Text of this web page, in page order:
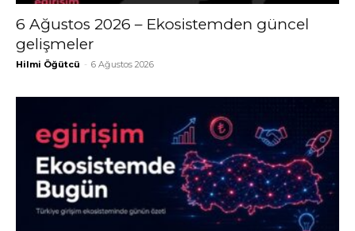
6 Ağustos 2026 – Ekosistemden güncel
gelişmeler
Hilmi Öğütcü - 6 Ağustos 2026